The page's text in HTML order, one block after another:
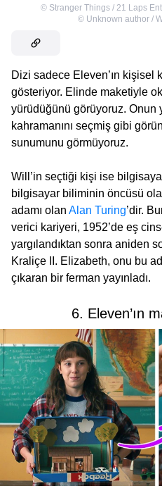
© Stranger Things / 21 Laps
© Unknown author /
Dizi sadece Eleven’ın kişisel
gösteriyor. Elinde maketiyle
yürüdüğünü görüyoruz. Onun
kahramanını seçmiş gibi
sunumunu görmüyoruz.
Will’in seçtiği kişi ise
bilgisayar biliminin öncüsü
adamı olan Alan Turing’dir.
verici kariyeri, 1952’de eş
yargılandıktan sonra aniden
Kraliçe II. Elizabeth, onu bu
çıkaran bir ferman yayınladı.
6. Eleven’ın